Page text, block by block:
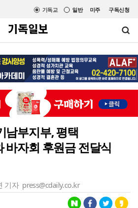
미주 구독신청
일반
기독교
남부지부, 평택
바자회 후원금 전달식
기자 press@cdaily.co.kr